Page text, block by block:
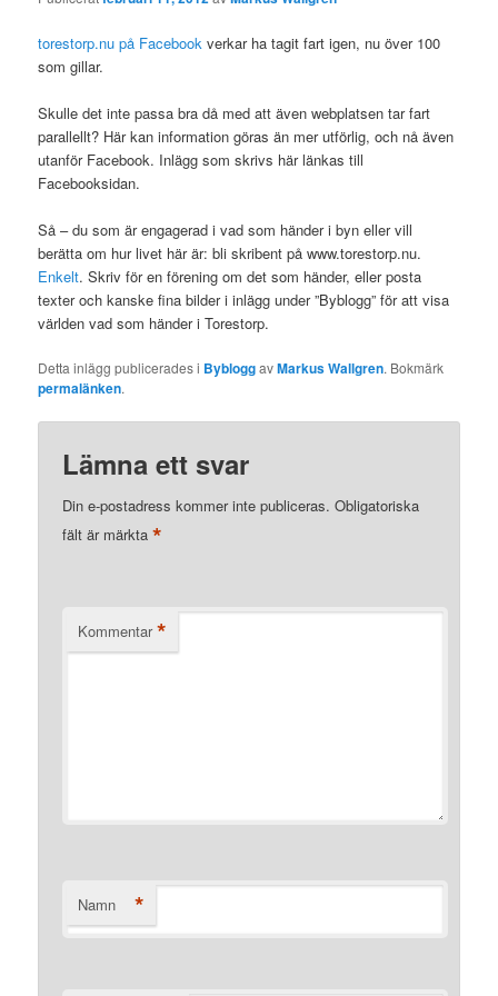
torestorp.nu på Facebook verkar ha tagit fart igen, nu över 100
som gillar.
Skulle det inte passa bra då med att även webplatsen tar fart
parallellt? Här kan information göras än mer utförlig, och nå även
utanför Facebook. Inlägg som skrivs här länkas till
Facebooksidan.
Så – du som är engagerad i vad som händer i byn eller vill
berätta om hur livet här är: bli skribent på www.torestorp.nu.
Enkelt. Skriv för en förening om det som händer, eller posta
texter och kanske fina bilder i inlägg under ”Byblogg” för att visa
världen vad som händer i Torestorp.
Detta inlägg publicerades i BybloggavMarkus Wallgren. Bokmärk
permalänken.
Lämna ett svar
Din e-postadress kommer inte publiceras. Obligatoriska
fält är märkta*
Kommentar *
Namn *